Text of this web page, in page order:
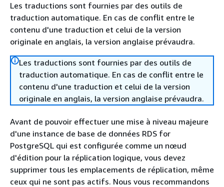
Les traductions sont fournies par des outils de
traduction automatique. En cas de conflit entre le
contenu d'une traduction et celui de la version
originale en anglais, la version anglaise prévaudra.
Les traductions sont fournies par des outils de
traduction automatique. En cas de conflit entre le
contenu d'une traduction et celui de la version
originale en anglais, la version anglaise prévaudra.
Avant de pouvoir effectuer une mise à niveau majeure
d'une instance de base de données RDS for
PostgreSQL qui est configurée comme un nœud
d'édition pour la réplication logique, vous devez
supprimer tous les emplacements de réplication, même
ceux qui ne sont pas actifs. Nous vous recommandons